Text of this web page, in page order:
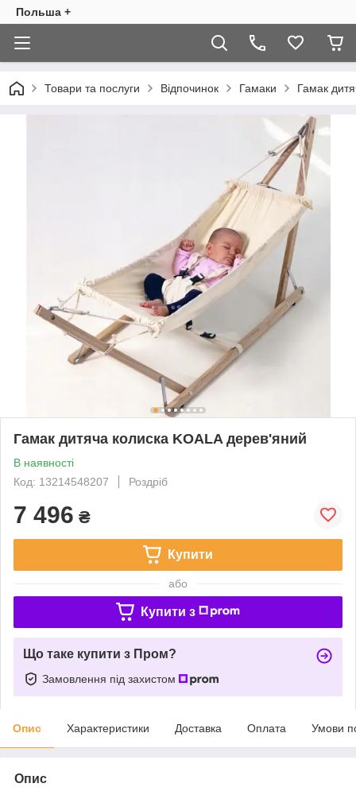
Польша +
Товари та послуги Відпочинок Гамаки Гамак
Гамак дитяча колиска KOALA дерев'яний
В наявності
Код: 13214548207
Роздріб
7 496 ₴
Купити
або
Купити з
Що таке купити з Пром?
Замовлення під захистом
Опис Характеристики Доставка Оплата Умови
Опис